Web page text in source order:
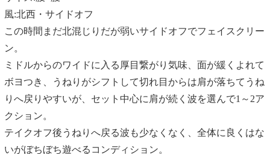
風:北西・サイドオフ
この時間まだ北混じりだが弱いサイドオフでフェイスクリー
ン。
ミドルからのワイドに入る厚目繋がり気味、面が緩くよれて
ボヨつき、うねりがシフトして切れ目からは肩が落ちてうね
りへ戻りやすいが、セット中心に肩が続く波を選んで1～2ア
クション。
テイクオフ後うねりへ戻る波も少なくなく、全体に良くはな
いがぼちぼち遊べるコンディション。